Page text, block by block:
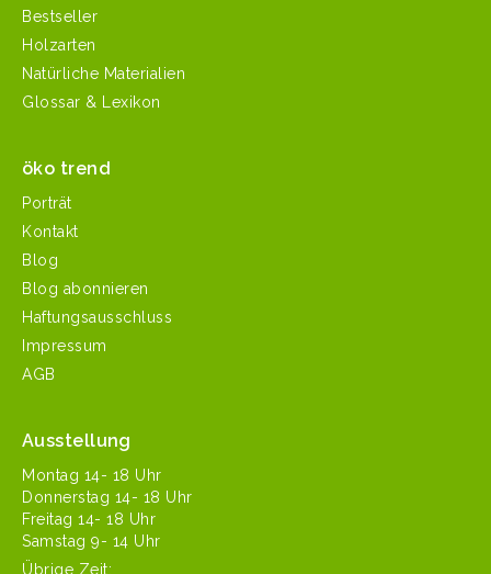
Bestseller
Holzarten
Natürliche Materialien
Glossar & Lexikon
öko trend
Porträt
Kontakt
Blog
Blog abonnieren
Haftungsausschluss
Impressum
AGB
Ausstellung
Mon­tag 14- 18 Uhr
Don­ner­stag 14- 18 Uhr
Fre­itag 14- 18 Uhr
Sam­stag 9- 14 Uhr
Übrige Zeit: